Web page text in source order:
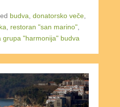
budva donatorsko veče
restoran "san marino"
grupa "harmonija" budva